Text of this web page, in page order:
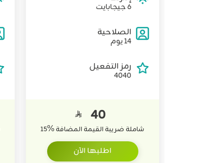
6 جيجابايت
الصلاحية
14 يوم
رمز التفعيل
4040
40

شاملة ضريبة القيمة المضافة %
15
اطلبها الآن